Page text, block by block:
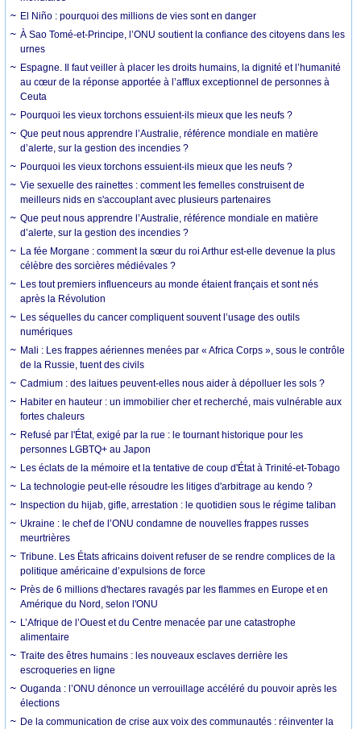
El Niño : pourquoi des millions de vies sont en danger
À Sao Tomé-et-Principe, l’ONU soutient la confiance des citoyens dans les
urnes
Espagne. Il faut veiller à placer les droits humains, la dignité et l’humanité
au cœur de la réponse apportée à l’afflux exceptionnel de personnes à
Ceuta
Pourquoi les vieux torchons essuient-ils mieux que les neufs ?
Que peut nous apprendre l’Australie, référence mondiale en matière
d’alerte, sur la gestion des incendies ?
Pourquoi les vieux torchons essuient-ils mieux que les neufs ?
Vie sexuelle des rainettes : comment les femelles construisent de
meilleurs nids en s'accouplant avec plusieurs partenaires
Que peut nous apprendre l’Australie, référence mondiale en matière
d’alerte, sur la gestion des incendies ?
La fée Morgane : comment la sœur du roi Arthur est-elle devenue la plus
célèbre des sorcières médiévales ?
Les tout premiers influenceurs au monde étaient français et sont nés
après la Révolution
Les séquelles du cancer compliquent souvent l’usage des outils
numériques
Mali : Les frappes aériennes menées par « Africa Corps », sous le contrôle
de la Russie, tuent des civils
Cadmium : des laitues peuvent-elles nous aider à dépolluer les sols ?
Habiter en hauteur : un immobilier cher et recherché, mais vulnérable aux
fortes chaleurs
Refusé par l'État, exigé par la rue : le tournant historique pour les
personnes LGBTQ+ au Japon
Les éclats de la mémoire et la tentative de coup d'État à Trinité-et-Tobago
La technologie peut-elle résoudre les litiges d'arbitrage au kendo ?
Inspection du hijab, gifle, arrestation : le quotidien sous le régime taliban
Ukraine : le chef de l’ONU condamne de nouvelles frappes russes
meurtrières
Tribune. Les États africains doivent refuser de se rendre complices de la
politique américaine d’expulsions de force
Près de 6 millions d'hectares ravagés par les flammes en Europe et en
Amérique du Nord, selon l'ONU
L’Afrique de l’Ouest et du Centre menacée par une catastrophe
alimentaire
Traite des êtres humains : les nouveaux esclaves derrière les
escroqueries en ligne
Ouganda : l’ONU dénonce un verrouillage accéléré du pouvoir après les
élections
De la communication de crise aux voix des communautés : réinventer la